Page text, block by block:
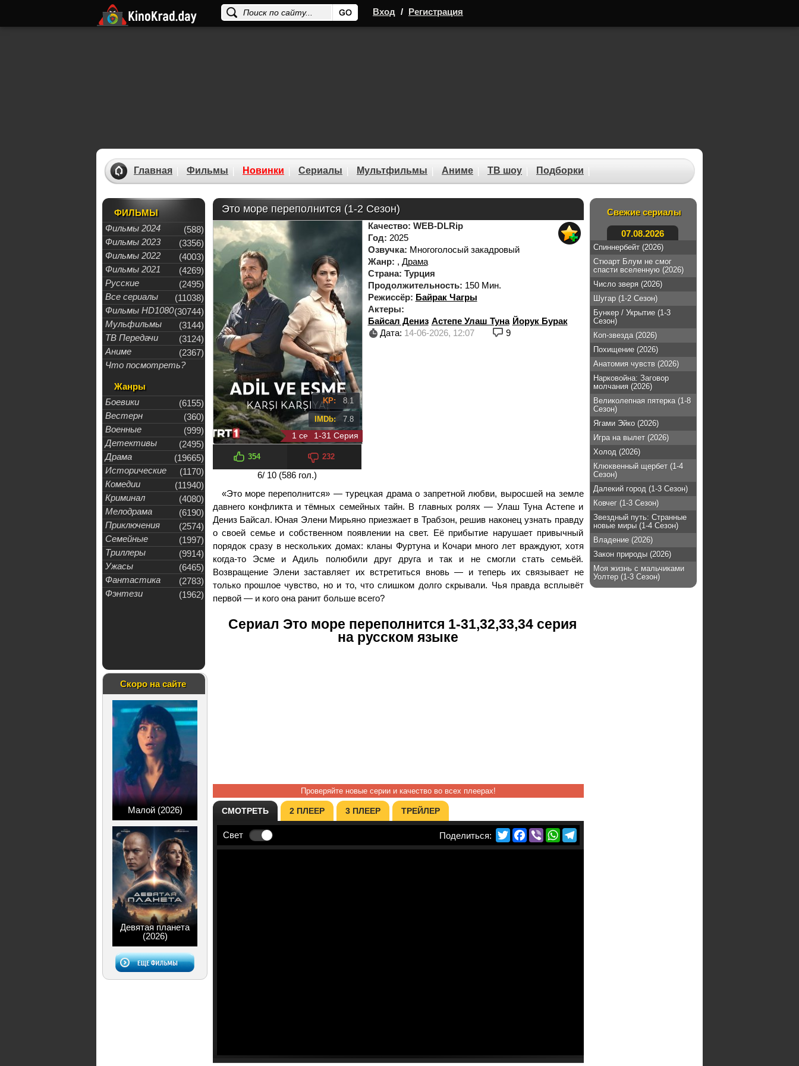
Вход / Регистрация
Главная Фильмы Новинки Сериалы Мультфильмы Аниме ТВ шоу Подборки
ФИЛЬМЫ
Фильмы 2024
(588)
Фильмы 2023
(3356)
Фильмы 2022
(4003)
Фильмы 2021
(4269)
Русские
(2495)
Все сериалы
(11038)
Фильмы HD1080(30744)
Мульфильмы
(3144)
ТВ Передачи
(3124)
Аниме
(2367)
Что посмотреть?
Жанры
Боевики
(6155)
Вестерн
(360)
Военные
(999)
Детективы
(2495)
Драма
(19665)
Исторические
(1170)
Комедии
(11940)
Криминал
(4080)
Мелодрама
(6190)
Приключения
(2574)
Семейные
(1997)
Триллеры
(9914)
Ужасы
(6465)
Фантастика
(2783)
Фэнтези
(1962)
Скоро на сайте
Малой (2026)
Девятая планета
(2026)
Свежие сериалы
07.08.2026
Спиннербейт (2026)
Стюарт Блум не смог
спасти вселенную (2026)
Число зверя (2026)
Шугар (1-2 Сезон)
Бункер / Укрытие (1-3
Сезон)
Коп-звезда (2026)
Похищение (2026)
Анатомия чувств (2026)
Нарковойна: Заговор
молчания (2026)
Великолепная пятерка (1-8
Сезон)
Ягами Эйко (2026)
Игра на вылет (2026)
Холод (2026)
Клюквенный щербет (1-4
Сезон)
Далекий город (1-3 Сезон)
Ковчег (1-3 Сезон)
Звездный путь: Странные
новые миры (1-4 Сезон)
Владение (2026)
Закон природы (2026)
Моя жизнь с мальчиками
Уолтер (1-3 Сезон)
Это море переполнится (1-2 Сезон)
1 сезон 12 серия
1-31 Серия
KP: 8.1
IMDb: 7.8
354 232
6/ 10 (586гол.)
Качество: WEB-DLRip
Год: 2025
Озвучка: Многоголосый закадровый
Жанр: , Драма
Страна: Турция
Продолжительность: 150 Мин.
Режиссёр: Байрак Чагры
Актеры:
Байсал Дениз Астепе Улаш Туна Йорук Бурак
Дата: 14-06-2026, 12:07 9
«Это море переполнится» — турецкая драма о запретной любви, выросшей на земле
давнего конфликта и тёмных семейных тайн. В главных ролях — Улаш Туна Астепе и
Дениз Байсал. Юная Элени Мирьяно приезжает в Трабзон, решив наконец узнать правду
о своей семье и собственном появлении на свет. Её прибытие нарушает привычный
порядок сразу в нескольких домах: кланы Фуртуна и Кочари много лет враждуют, хотя
когда-то Эсме и Адиль полюбили друг друга и так и не смогли стать семьёй.
Возвращение Элени заставляет их встретиться вновь — и теперь их связывает не
только прошлое чувство, но и то, что слишком долго скрывали. Чья правда всплывёт
первой — и кого она ранит больше всего?
Сериал Это море переполнится 1-31,32,33,34 серия
на русском языке
Проверяйте новые серии и качество во всех плеерах!
СМОТРЕТЬ 2 ПЛЕЕР 3 ПЛЕЕР ТРЕЙЛЕР
Свет TwitterFacebook
ViberWhatsApp
Telegram